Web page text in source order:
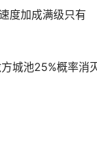
度加成满级只有
城池25%概率消